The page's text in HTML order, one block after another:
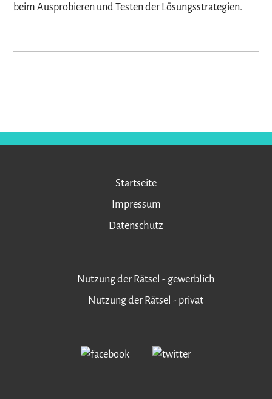
beim Ausprobieren und Testen der Lösungsstrategien.
Startseite
Impressum
Datenschutz
Nutzung der Rätsel - gewerblich
Nutzung der Rätsel - privat